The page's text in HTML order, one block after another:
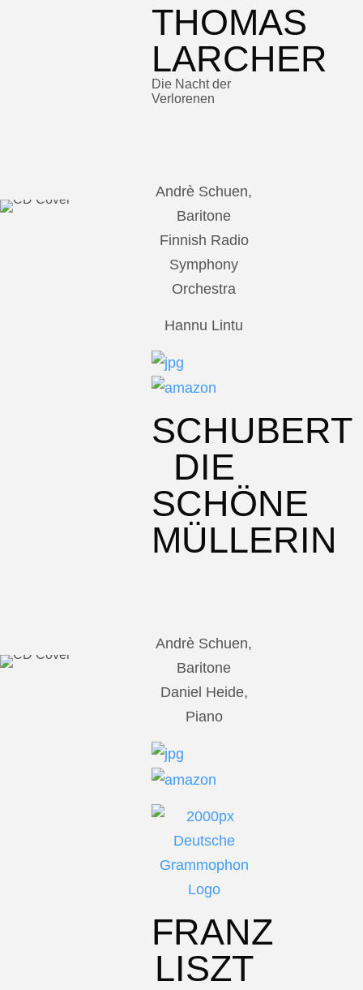
THOMAS
LARCHER
Die Nacht der
Verlorenen
Andrè Schuen,
Baritone
Finnish Radio
Symphony
Orchestra
Hannu Lintu
SCHUBERT
DIE
SCHÖNE
MÜLLERIN
Andrè Schuen,
Baritone
Daniel Heide,
Piano
FRANZ
LISZT